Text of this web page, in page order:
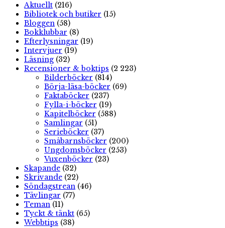
Aktuellt (216)
Bibliotek och butiker (15)
Bloggen (58)
Bokklubbar (8)
Efterlysningar (19)
Intervjuer (19)
Läsning (32)
Recensioner & boktips (2 223)
Bilderböcker (814)
Börja-läsa-böcker (69)
Faktaböcker (237)
Fylla-i-böcker (19)
Kapitelböcker (588)
Samlingar (51)
Serieböcker (37)
Småbarnsböcker (200)
Ungdomsböcker (253)
Vuxenböcker (23)
Skapande (32)
Skrivande (22)
Söndagstrean (46)
Tävlingar (77)
Teman (11)
Tyckt & tänkt (65)
Webbtips (38)